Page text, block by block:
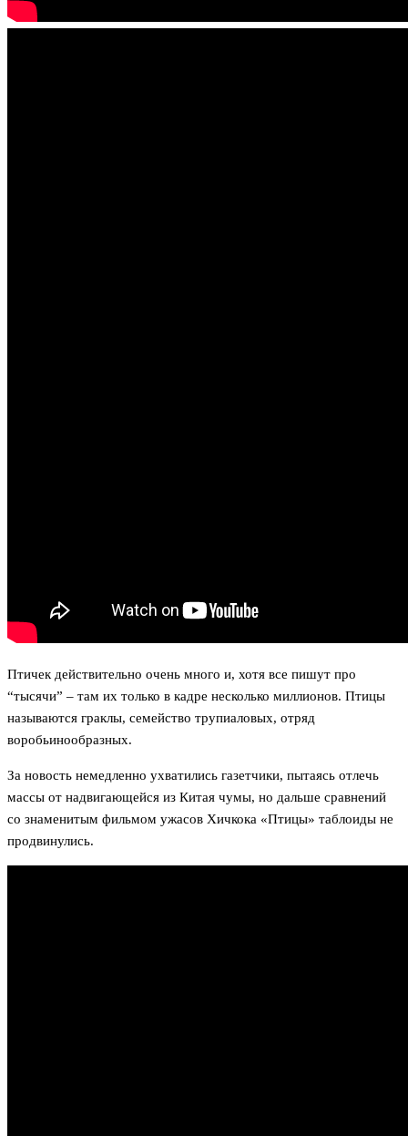
Птичек действительно очень много и, хотя все пишут про
“тысячи” – там их только в кадре несколько миллионов. Птицы
называются граклы, семейство трупиаловых, отряд
воробьинообразных.
За новость немедленно ухватились газетчики, пытаясь отлечь
массы от надвигающейся из Китая чумы, но дальше сравнений
со знаменитым фильмом ужасов Хичкока «Птицы» таблоиды не
продвинулись.